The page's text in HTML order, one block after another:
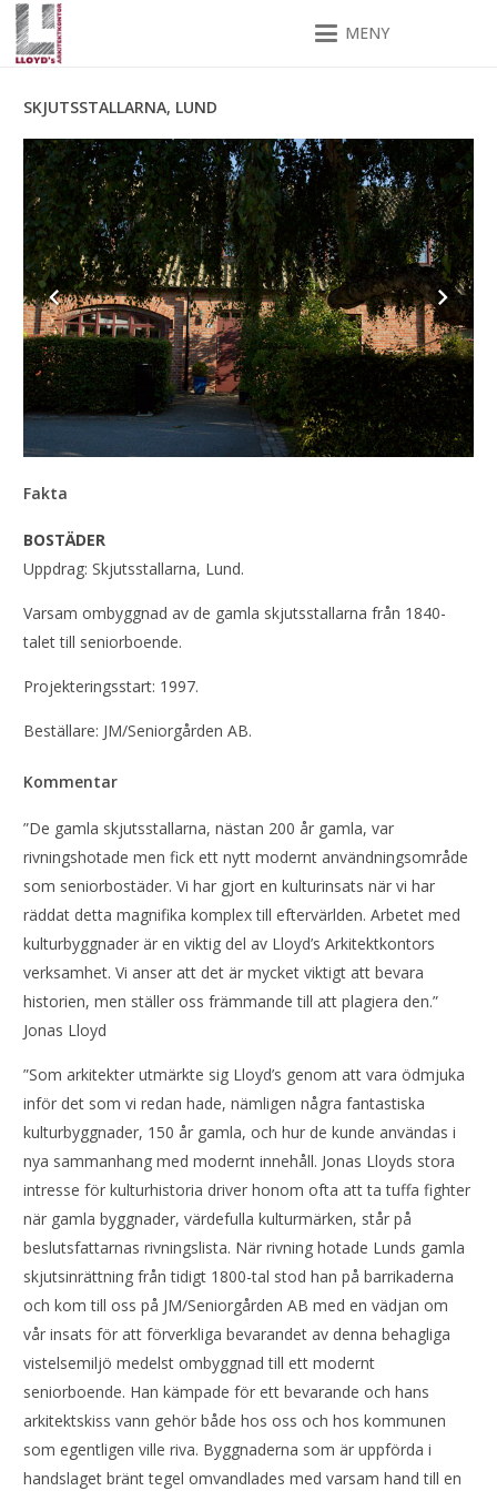
MENY
SKJUTSSTALLARNA, LUND
Fakta
BOSTÄDER
Uppdrag: Skjutsstallarna, Lund.
Varsam ombyggnad av de gamla skjutsstallarna från 1840-
talet till seniorboende.
Projekteringsstart: 1997.
Beställare: JM/Seniorgården AB.
Kommentar
”De gamla skjutsstallarna, nästan 200 år gamla, var
rivningshotade men fick ett nytt modernt användningsområde
som seniorbostäder. Vi har gjort en kulturinsats när vi har
räddat detta magnifika komplex till eftervärlden. Arbetet med
kulturbyggnader är en viktig del av Lloyd’s Arkitektkontors
verksamhet. Vi anser att det är mycket viktigt att bevara
historien, men ställer oss främmande till att plagiera den.”
Jonas Lloyd
”Som arkitekter utmärkte sig Lloyd’s genom att vara ödmjuka
inför det som vi redan hade, nämligen några fantastiska
kulturbyggnader, 150 år gamla, och hur de kunde användas i
nya sammanhang med modernt innehåll. Jonas Lloyds stora
intresse för kulturhistoria driver honom ofta att ta tuffa fighter
när gamla byggnader, värdefulla kulturmärken, står på
beslutsfattarnas rivningslista. När rivning hotade Lunds gamla
skjutsinrättning från tidigt 1800-tal stod han på barrikaderna
och kom till oss på JM/Seniorgården AB med en vädjan om
vår insats för att förverkliga bevarandet av denna behagliga
vistelsemiljö medelst ombyggnad till ett modernt
seniorboende. Han kämpade för ett bevarande och hans
arkitektskiss vann gehör både hos oss och hos kommunen
som egentligen ville riva. Byggnaderna som är uppförda i
handslaget bränt tegel omvandlades med varsam hand till en